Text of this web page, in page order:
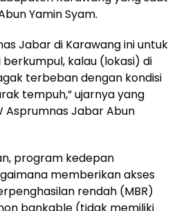
Yamin Syam.
Jabar di Karawang ini untuk
kalau (lokasi) di
terbeban dengan kondisi
tempuh,” ujarnya yang
Asprumnas Jabar Abun
program kedepan
memberikan akses
rendah (MBR)
bankable (tidak memiliki